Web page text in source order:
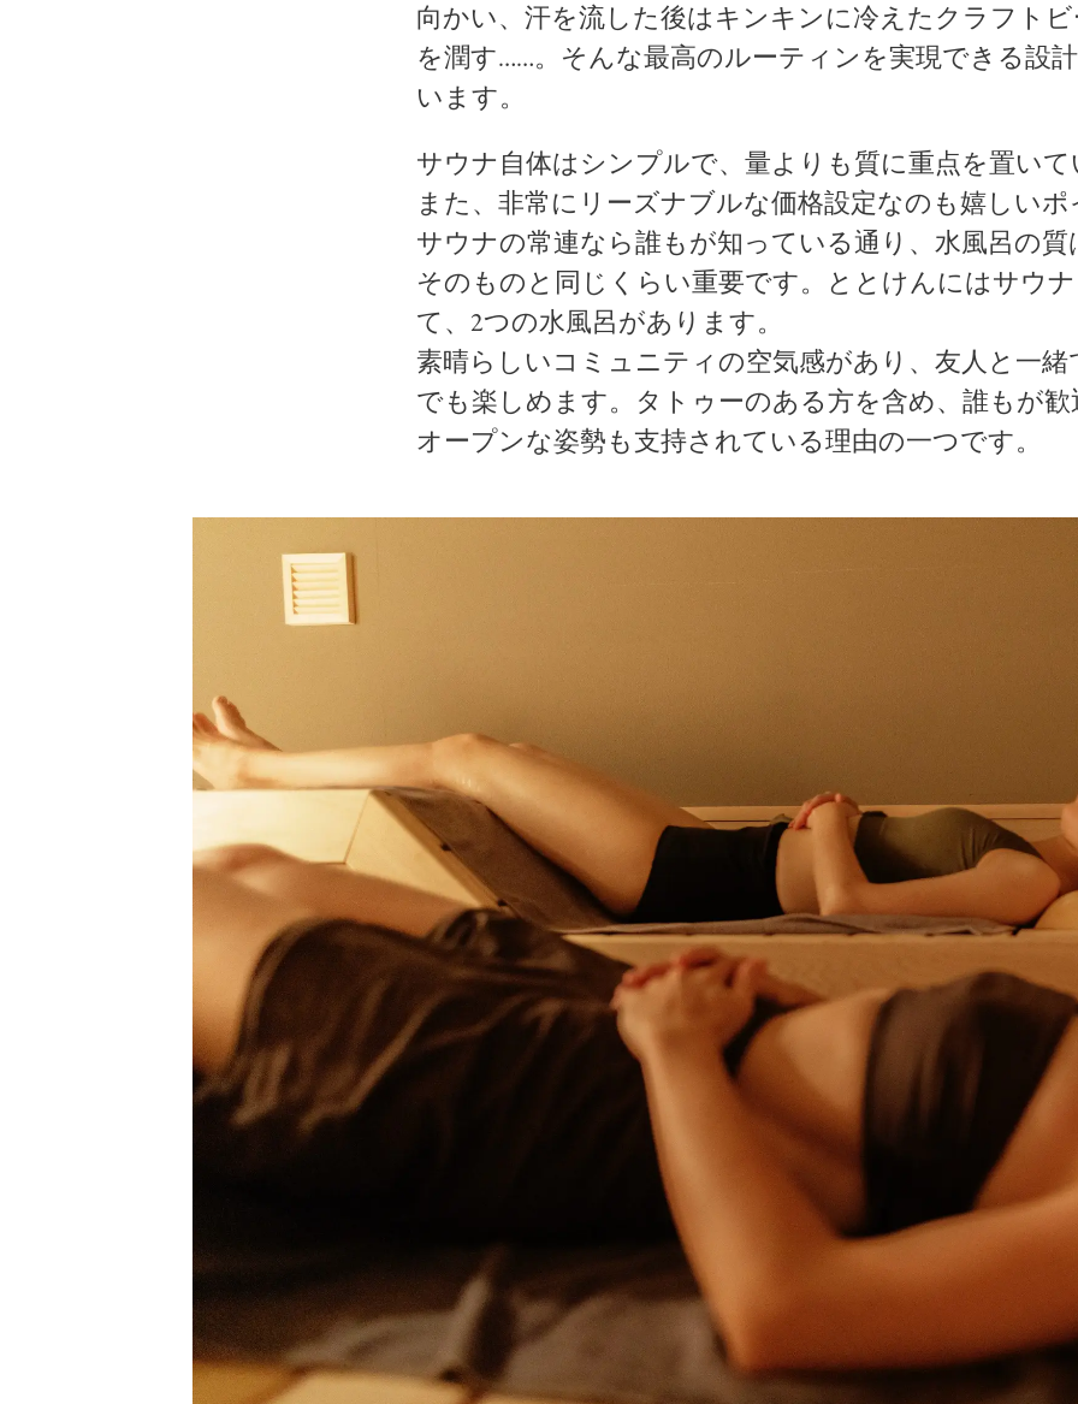
向かい、汗を流した後はキンキンに冷えたクラフト
を潤す……。そんな最高のルーティンを実現できる設
います。
サウナ自体はシンプルで、量よりも質に重点を置い
また、非常にリーズナブルな価格設定なのも嬉しい
サウナの常連なら誰もが知っている通り、水風呂の
そのものと同じくらい重要です。ととけんにはサウ
て、2つの水風呂があります。
素晴らしいコミュニティの空気感があり、友人と一緒
でも楽しめます。タトゥーのある方を含め、誰もが
オープンな姿勢も支持されている理由の一つです。